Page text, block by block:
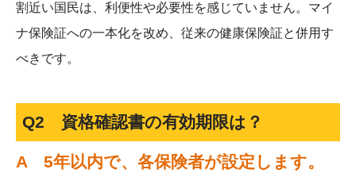
割近い国民は、利便性や必要性を感じていません。マイ
ナ保険証への一本化を改め、従来の健康保険証と併用す
べきです。
Q2 資格確認書の有効期限は？
A 5年以内で、各保険者が設定します。